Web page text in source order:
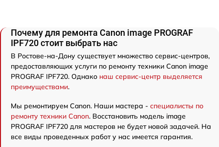
Почему для ремонта Canon image PROGRAF
IPF720 стоит выбрать нас
В Ростове-на-Дону существует множество сервис-центров,
предоставляющих услуги по ремонту техники Canon image
PROGRAF IPF720. Однако наш сервис-центр выделяется
преимуществами.
Мы ремонтируем Canon. Наши мастера - специалисты по
ремонту техники Canon. Восстановить модель image
PROGRAF IPF720 для мастеров не будет новой задачей. На
все виды проведенных работ у нас имеется гарантия.